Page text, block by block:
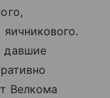
давшие
Велкома